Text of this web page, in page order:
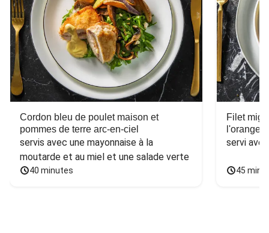
Cordon bleu de poulet maison et
pommes de terre arc-en-ciel
servis avec une mayonnaise à la
moutarde et au miel et une salade verte
40 minutes
Filet
l'orange
servi
45